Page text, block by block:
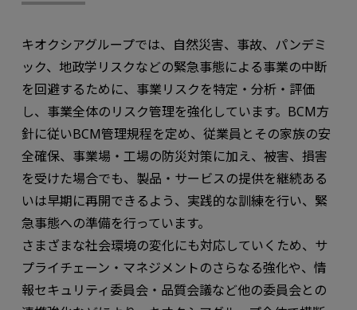
キオクシアグループでは、自然災害、事故、パンデミ
ック、地政学リスクなどの緊急事態による事業の中断
を回避するために、事業リスクを特定・分析・評価
し、事業全体のリスク管理を強化しています。BCM方
針に従いBCM管理規程を定め、従業員とその家族の安
全確保、事業場・工場の防災対策に加え、被害、損害
を受けた場合でも、製品・サービスの提供を継続ある
いは早期に再開できるよう、実践的な訓練を行い、緊
急事態への準備を行っています。
さまざまな社会環境の変化にも対応していくため、サ
プライチェーン・マネジメントのさらなる強化や、情
報セキュリティ委員会・品質会議など他の委員会との